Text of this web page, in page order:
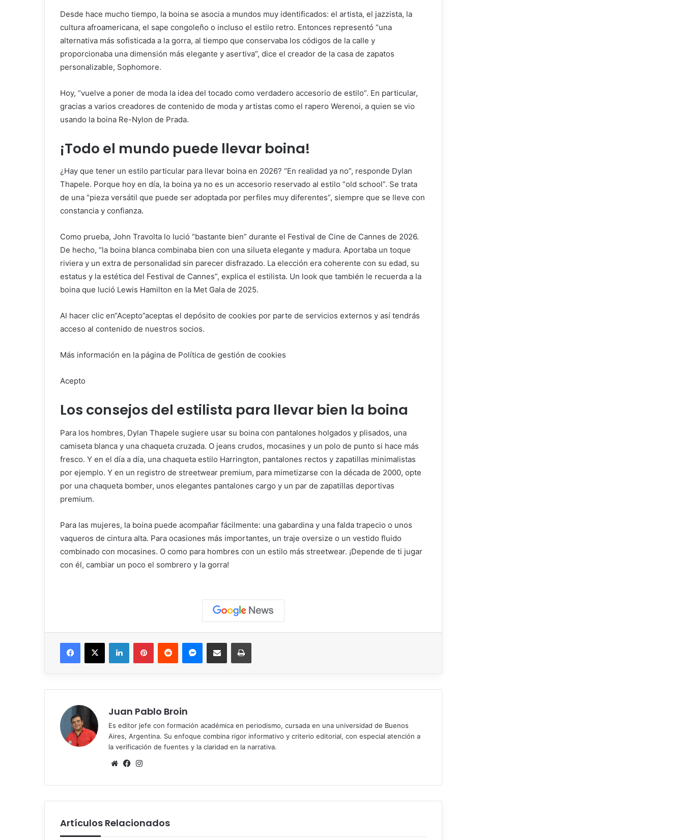
Desde hace mucho tiempo, la boina se asocia a mundos muy identificados: el artista, el jazzista, la
cultura afroamericana, el sape congoleño o incluso el estilo retro. Entonces representó “una
alternativa más sofisticada a la gorra, al tiempo que conservaba los códigos de la calle y
proporcionaba una dimensión más elegante y asertiva”, dice el creador de la casa de zapatos
personalizable, Sophomore.
Hoy, “vuelve a poner de moda la idea del tocado como verdadero accesorio de estilo”. En particular,
gracias a varios creadores de contenido de moda y artistas como el rapero Werenoi, a quien se vio
usando la boina Re-Nylon de Prada.
¡Todo el mundo puede llevar boina!
¿Hay que tener un estilo particular para llevar boina en 2026? “En realidad ya no”, responde Dylan
Thapele. Porque hoy en día, la boina ya no es un accesorio reservado al estilo “old school”. Se trata
de una “pieza versátil que puede ser adoptada por perfiles muy diferentes”, siempre que se lleve con
constancia y confianza.
Como prueba, John Travolta lo lució “bastante bien” durante el Festival de Cine de Cannes de 2026.
De hecho, “la boina blanca combinaba bien con una silueta elegante y madura. Aportaba un toque
riviera y un extra de personalidad sin parecer disfrazado. La elección era coherente con su edad, su
estatus y la estética del Festival de Cannes”, explica el estilista. Un look que también le recuerda a la
boina que lució Lewis Hamilton en la Met Gala de 2025.
Al hacer clic en“Acepto”aceptas el depósito de cookies por parte de servicios externos y así tendrás
acceso al contenido de nuestros socios.
Más información en la página de Política de gestión de cookies
Acepto
Los consejos del estilista para llevar bien la boina
Para los hombres, Dylan Thapele sugiere usar su boina con pantalones holgados y plisados, una
camiseta blanca y una chaqueta cruzada. O jeans crudos, mocasines y un polo de punto si hace más
fresco. Y en el día a día, una chaqueta estilo Harrington, pantalones rectos y zapatillas minimalistas
por ejemplo. Y en un registro de streetwear premium, para mimetizarse con la década de 2000, opte
por una chaqueta bomber, unos elegantes pantalones cargo y un par de zapatillas deportivas
premium.
Para las mujeres, la boina puede acompañar fácilmente: una gabardina y una falda trapecio o unos
vaqueros de cintura alta. Para ocasiones más importantes, un traje oversize o un vestido fluido
combinado con mocasines. O como para hombres con un estilo más streetwear. ¡Depende de ti jugar
con él, cambiar un poco el sombrero y la gorra!
Facebook
X LinkedInPinterestReddit MessengerCompartir vía correo electrónicoImprimir
Juan Pablo Broin
Es editor jefe con formación académica en periodismo, cursada en una universidad de Buenos
Aires, Argentina. Su enfoque combina rigor informativo y criterio editorial, con especial atención a
la verificación de fuentes y la claridad en la narrativa.
SitioFacebook
Artículos Relacionados